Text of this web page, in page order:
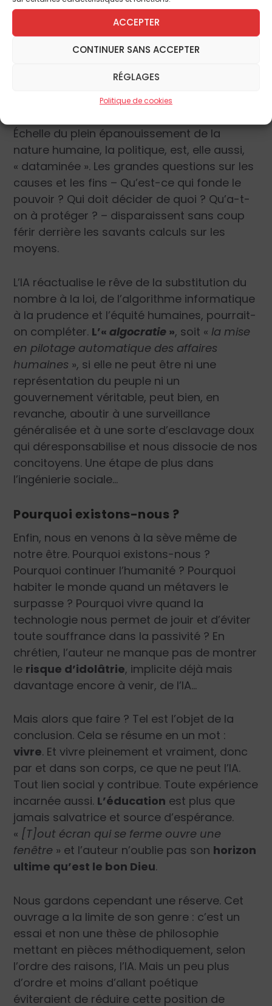
ACCEPTER
CONTINUER SANS ACCEPTER
RÉGLAGES
Politique de cookies
qui en prend un choc mais aussi notre
volonté. En effet, l’usager irréfléchi en vient à
« percevoir » la technologie comme
défaillance à tous ses désirs et à le protéger
des frustrations d’un monde aléatoire
Échelle du plein épanouissement de la
nature humaine, la politique, est, elle aussi,
« dataminée ». Les grandes questions sur les
causes et les fins – Qu’est-ce qui fonde le
pouvoir ? Qui doit décider de quoi ? Qu’a-t-
on à protéger ? – disparaissent sans coup
férir derrière les savants calculs sur les
moyens.
L’IA réactualise le rêve de la substitution du
nombre à la loi, de l’algorithme informatique
à la prudence et l’équité humaines, pourrait-
on compléter. L’«algocratie », soit « la mise
en pilotage automatique des affaires
humaines », si elle ne peut être ni une
représentation du peuple ni un
gouvernement véritable, peut bien, en
revanche, aboutir à une surveillance
généralisée et à une sorte d’esclavage doux
qui déresponsabilise et nous dissocie de nos
concitoyens. Une étape de plus dans
l’ingénierie sociale…
Pourquoi existons-nous ?
Enfin, nous en venons à la sève même de
notre être. Pourquoi existons-nous ?
Pourquoi continuer l’humanité ? Pourquoi
habiter le monde quand un métavers le
surpasse ? Pourquoi vivre quand la
technologie nous permet de jouir et d’éviter
toute souffrance dans la passivité ? En
chrétien, l’auteur ne manque pas de montrer
le risque d’idolâtrie, implicite déjà mais
davantage encore à venir, de l’IA…
Mais alors que faire ? Tel est l’objet de la
conclusion. Cela se résume en un mot :
vivre. Et vivre pleinement et vraiment, donc
par et dans son corps, ce que ne peut l’IA.
Tout lien social y contribue. Toute expérience
incarnée aussi. L’éducation est plus que
jamais salvatrice et source d’espérance.
« [T]out écran qui se ferme ouvre une
fenêtre » et l’auteur n’oublie pas son horizon
ultime qu’est le bon Dieu.
Nous gardons cependant une réserve. Cet
ouvrage a la limite de son genre : c’est un
essai et non une thèse de philosophie
mettant en pièces méthodiquement, selon
l’ordre des raisons, l’IA. Mais un peu plus
d’ordre et moins d’allant poétique
éviteraient de réduire cette position de